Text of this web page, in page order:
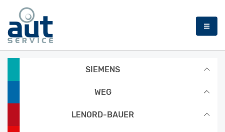
SIEMENS
SIEMENS
WEG
WEG
LENORD-BAUER
LENORD-BAUER